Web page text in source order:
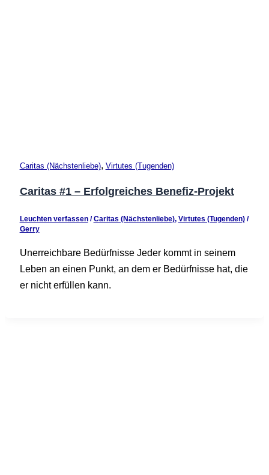
Caritas (Nächstenliebe), Virtutes (Tugenden)
Caritas #1 – Erfolgreiches Benefiz-Projekt
Leuchten verfassen /Caritas (Nächstenliebe), Virtutes (Tugenden)/
Gerry
Unerreichbare Bedürfnisse Jeder kommt in seinem
Leben an einen Punkt, an dem er Bedürfnisse hat, die
er nicht erfüllen kann.